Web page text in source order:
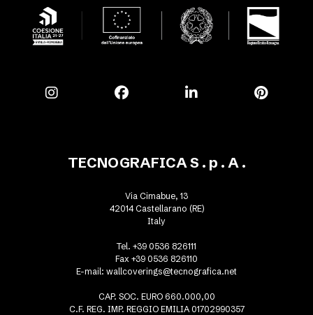
TECNOGRAFICA S . p . A .
Via Cimabue, 13
42014 Castellarano (RE)
Italy
Tel. +39 0536 826111
Fax +39 0536 826110
E-mail: wallcoverings@tecnografica.net
CAP. SOC. EURO 660.000,00
C.F. REG. IMP. REGGIO EMILIA 01702990357